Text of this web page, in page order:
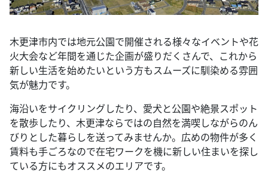
木更津市内では地元公園で開催される様々なイベントや花
火大会など年間を通じた企画が盛りだくさんで、これから
新しい生活を始めたいという方もスムーズに馴染める雰囲
気が魅力です。
海沿いをサイクリングしたり、愛犬と公園や絶景スポット
を散歩したり、木更津ならではの自然を満喫しながらのん
びりとした暮らしを送ってみませんか。広めの物件が多く
賃料も手ごろなので在宅ワークを機に新しい住まいを探し
ている方にもオススメのエリアです。